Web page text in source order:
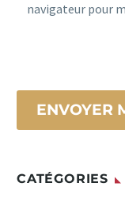
navigateur pour
ENVOYER
CATÉGORIES